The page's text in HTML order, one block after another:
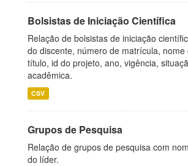
Bolsistas de Iniciação Científica
Relação de bolsistas de iniciação
do discente, número de matrícula, nome
título, id do projeto, ano, vigência,
acadêmica.
CSV
Grupos de Pesquisa
Relação de grupos de pesquisa com
do líder.